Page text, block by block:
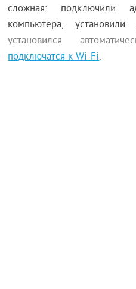
сложная: подключили
компьютера,
установился
подключатся к Wi-Fi.